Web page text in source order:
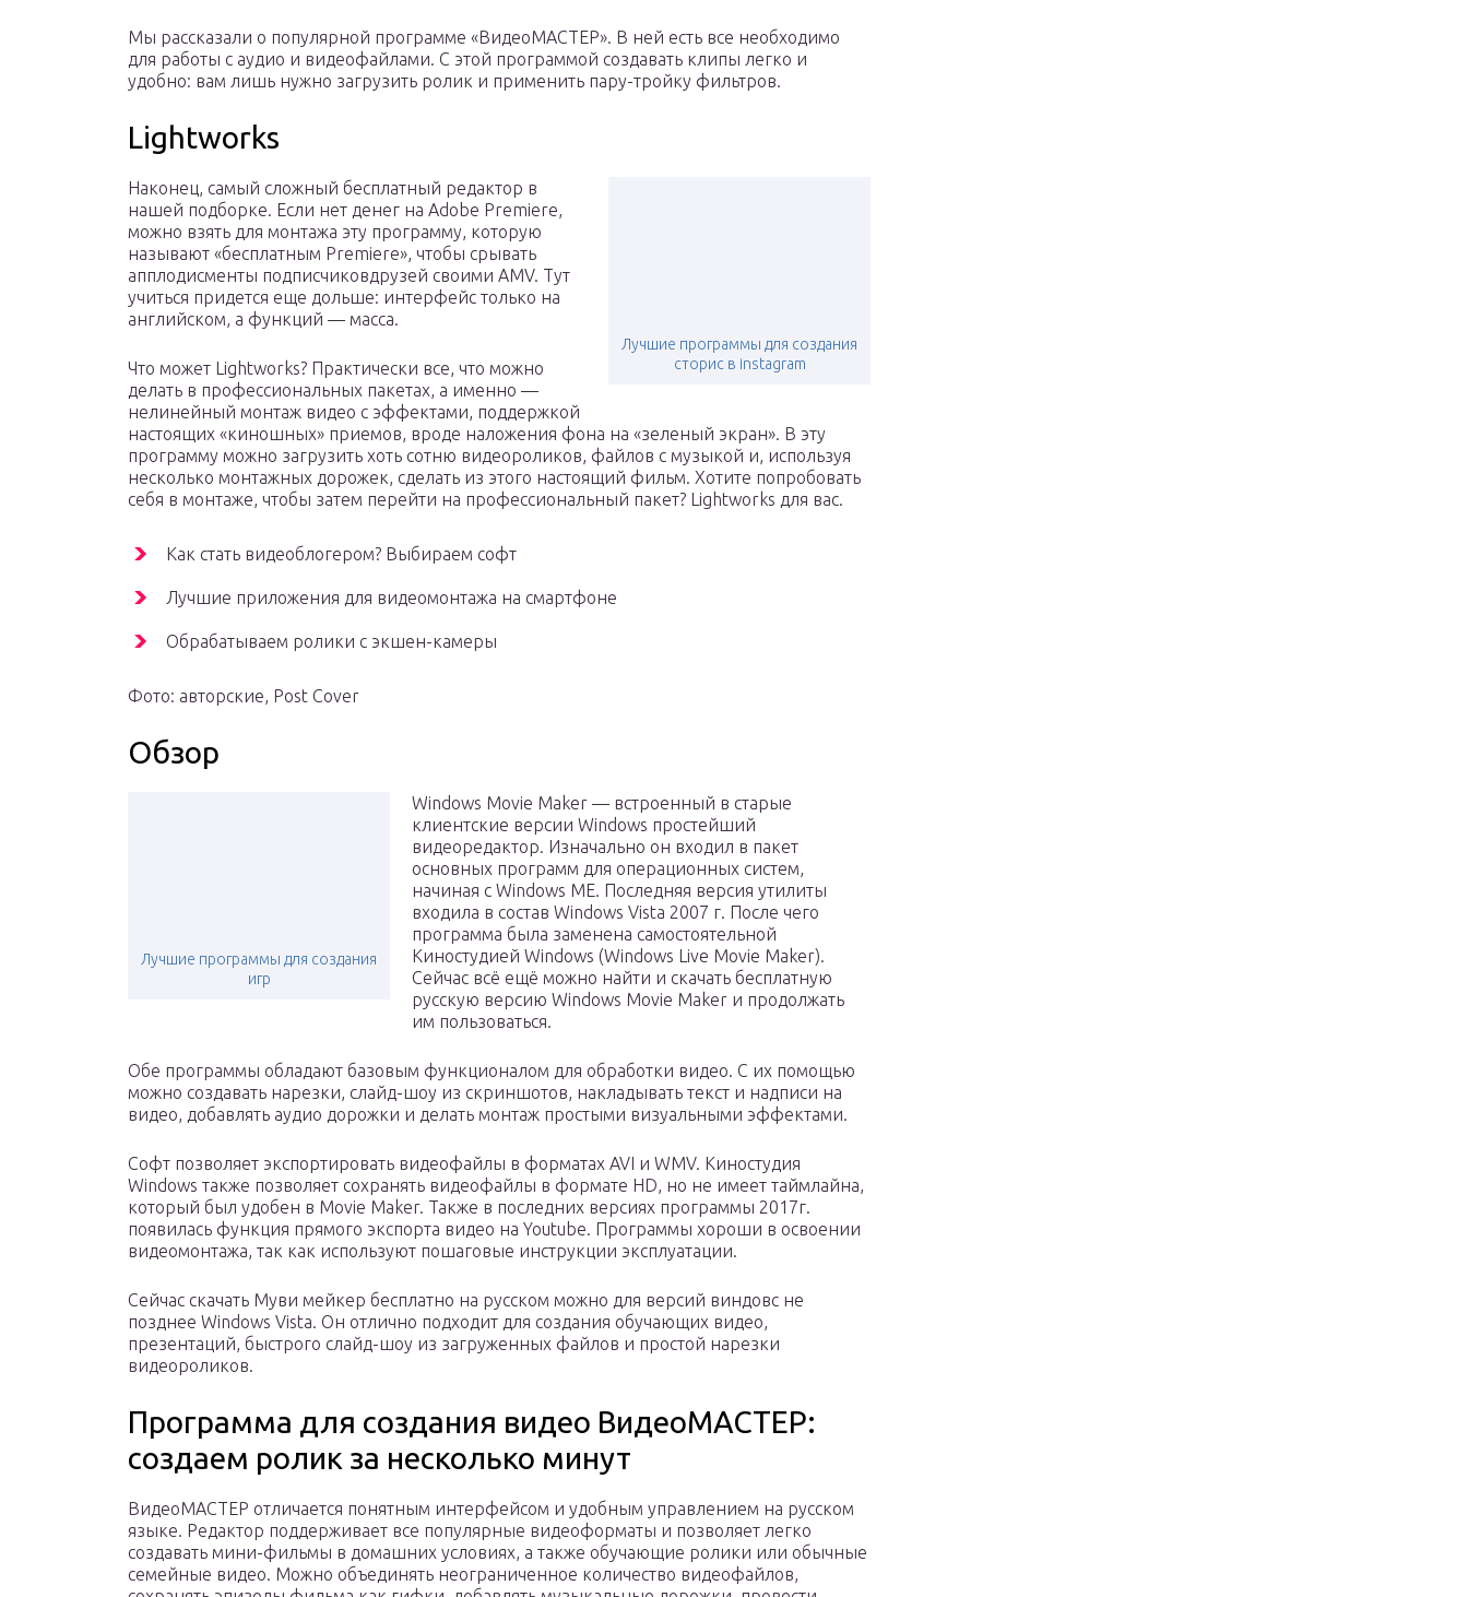
Мы рассказали о популярной программе «ВидеоМАСТЕР». В ней есть все необходимо
для работы с аудио и видеофайлами. С этой программой создавать клипы легко и
удобно: вам лишь нужно загрузить ролик и применить пару-тройку фильтров.
Lightworks
Лучшие программы для создания
сторис в instagram
Наконец, самый сложный бесплатный редактор в
нашей подборке. Если нет денег на Adobe Premiere,
можно взять для монтажа эту программу, которую
называют «бесплатным Premiere», чтобы срывать
апплодисменты подписчиковдрузей своими AMV. Тут
учиться придется еще дольше: интерфейс только на
английском, а функций — масса.
Что может Lightworks? Практически все, что можно
делать в профессиональных пакетах, а именно —
нелинейный монтаж видео с эффектами, поддержкой
настоящих «киношных» приемов, вроде наложения фона на «зеленый экран». В эту
программу можно загрузить хоть сотню видеороликов, файлов с музыкой и, используя
несколько монтажных дорожек, сделать из этого настоящий фильм. Хотите попробовать
себя в монтаже, чтобы затем перейти на профессиональный пакет? Lightworks для вас.
Как стать видеоблогером? Выбираем софт
Лучшие приложения для видеомонтажа на смартфоне
Обрабатываем ролики с экшен-камеры
Фото: авторские, Post Cover
Обзор
Лучшие программы для создания
игр
Windows Movie Maker — встроенный в старые
клиентские версии Windows простейший
видеоредактор. Изначально он входил в пакет
основных программ для операционных систем,
начиная с Windows ME. Последняя версия утилиты
входила в состав Windows Vista 2007 г. После чего
программа была заменена самостоятельной
Киностудией Windows (Windows Live Movie Maker).
Cейчас всё ещё можно найти и скачать бесплатную
русскую версию Windows Movie Maker и продолжать
им пользоваться.
Обе программы обладают базовым функционалом для обработки видео. С их помощью
можно создавать нарезки, слайд-шоу из скриншотов, накладывать текст и надписи на
видео, добавлять аудио дорожки и делать монтаж простыми визуальными эффектами.
Софт позволяет экспортировать видеофайлы в форматах AVI и WMV. Киностудия
Windows также позволяет сохранять видеофайлы в формате HD, но не имеет таймлайна,
который был удобен в Movie Maker. Также в последних версиях программы 2017г.
появилась функция прямого экспорта видео на Youtube. Программы хороши в освоении
видеомонтажа, так как используют пошаговые инструкции эксплуатации.
Сейчас скачать Муви мейкер бесплатно на русском можно для версий виндовс не
позднее Windows Vista. Он отлично подходит для создания обучающих видео,
презентаций, быстрого слайд-шоу из загруженных файлов и простой нарезки
видеороликов.
Программа для создания видео ВидеоМАСТЕР:
создаем ролик за несколько минут
ВидеоМАСТЕР отличается понятным интерфейсом и удобным управлением на русском
языке. Редактор поддерживает все популярные видеоформаты и позволяет легко
создавать мини-фильмы в домашних условиях, а также обучающие ролики или обычные
семейные видео. Можно объединять неограниченное количество видеофайлов,